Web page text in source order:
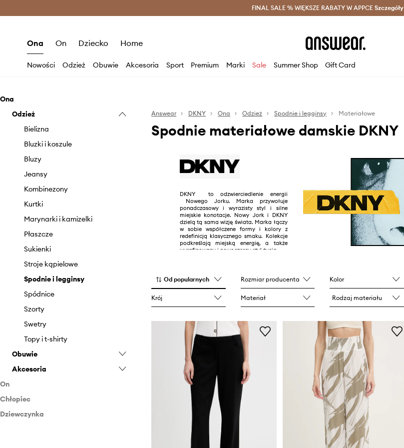
Oszczędzaj z Answear Club > Dostawa nawet w 24h >
FINAL SALE % WIĘKSZE RABATY W APPCE Szczegóły
Ona On Dziecko Home
Nowości Odzież Obuwie Akcesoria Sport Premium Marki Sale Summer Shop Gift Card
Ona
Odzież
Bielizna
Bluzki i koszule
Bluzy
Jeansy
Kombinezony
Kurtki
Marynarki i kamizelki
Płaszcze
Sukienki
Stroje kąpielowe
Spodnie i legginsy
Spódnice
Szorty
Swetry
Topy i t-shirty
Obuwie
Baleriny
Espadryle
Mokasyny i półbuty
Akcesoria
Etui i pokrowce
Paski
On
Akcesoria
Etui i pokrowce
Chłopiec
Odzież
Dziewczynka
Answear DKNY Ona Odzież Spodnie i legginsy Materiałowe
Spodnie materiałowe damskie DKNY
DKNY to odzwierciedlenie energii
Nowego Jorku. Marka przywołuje
ponadczasowy i wyrazisty styl i silne
miejskie konotacje. Nowy Jork i DKNY
dzielą tą sama wizję świata. Marka łączy
w sobie współczene formy i kolory z
redefinicją klasycznego smaku. Kolekcje
podkreślają miejską energię, a także
wyrafinowany i nowoczesny styl życia.
Od popularnych Rozmiar producenta Kolor
Krój Materiał Rodzaj materiału